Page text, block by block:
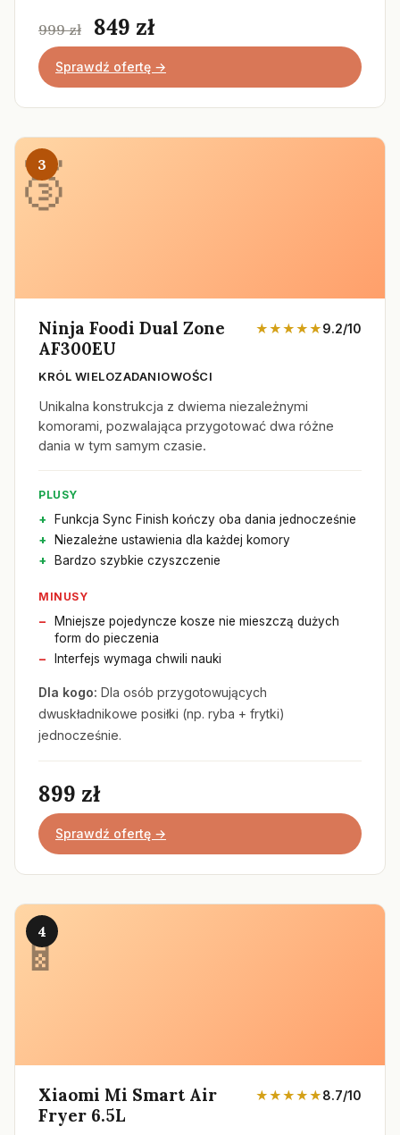
999 zł 849 zł
Sprawdź ofertę →
3
Ninja Foodi Dual Zone
AF300EU
★★★★★9.2/10
KRÓL WIELOZADANIOWOŚCI
Unikalna konstrukcja z dwiema niezależnymi
komorami, pozwalająca przygotować dwa różne
dania w tym samym czasie.
PLUSY
Funkcja Sync Finish kończy oba dania jednocześnie
Niezależne ustawienia dla każdej komory
Bardzo szybkie czyszczenie
MINUSY
Mniejsze pojedyncze kosze nie mieszczą dużych
form do pieczenia
Interfejs wymaga chwili nauki
Dla kogo: Dla osób przygotowujących
dwuskładnikowe posiłki (np. ryba + frytki)
jednocześnie.
899 zł
Sprawdź ofertę →
4
Xiaomi Mi Smart Air
Fryer 6.5L
★★★★★8.7/10